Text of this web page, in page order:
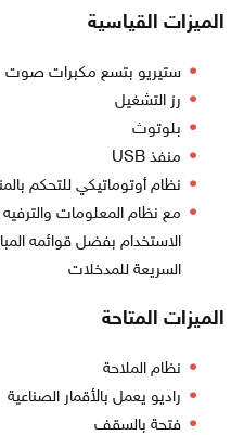
الميزات القياسية
ستيريو بتسع مكبرات صوت
رز التشغيل
بلوتوث
منفذ USB
نظام أوتوماتيكي للتحكم
الاستخدام بفضل قوائمه
السريعة للمدخلات
الميزات المتاحة
نظام الملاحة
راديو يعمل بالأقمار الصناعية
فتحة بالسقف